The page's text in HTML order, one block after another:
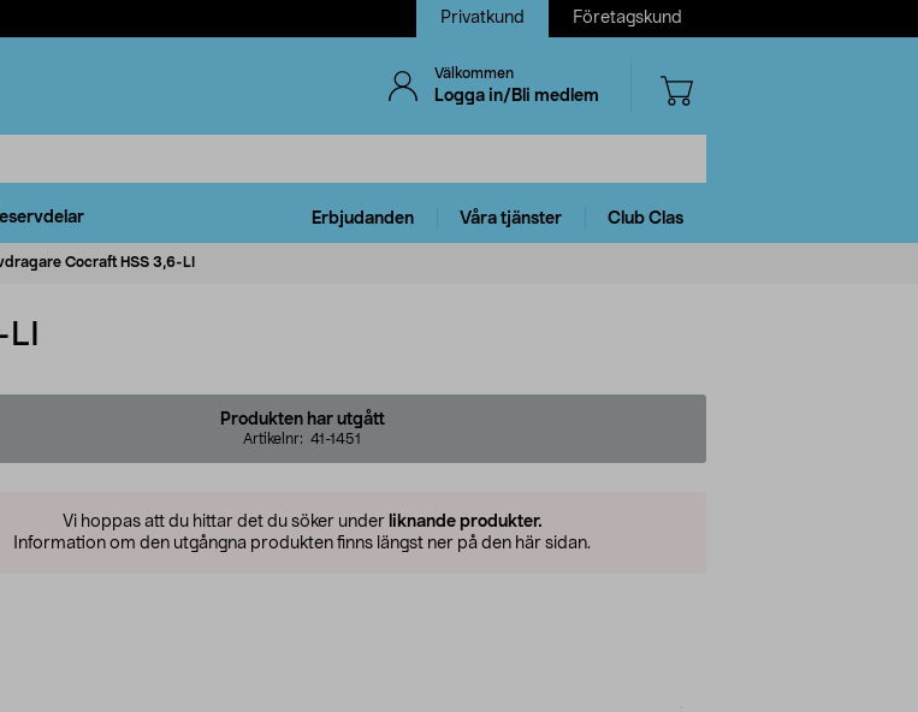
Privatkund Företagskund
Välkommen
Logga in/Bli medlem
Erbjudanden Våra tjänster Club Clas
Cocraft HSS 3,6-LI
Produkten har utgått
Artikelnr: 41-1451
Vi hoppas att du hittar det du söker under liknande produkter.
Information om den utgångna produkten finns längst ner på den här sidan.